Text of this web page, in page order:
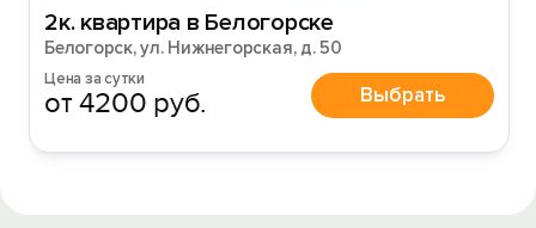
2к. квартира в Белогорске
Белогорск, ул. Нижнегорская, д. 50
Цена за сутки
от 4200 руб. Выбрать